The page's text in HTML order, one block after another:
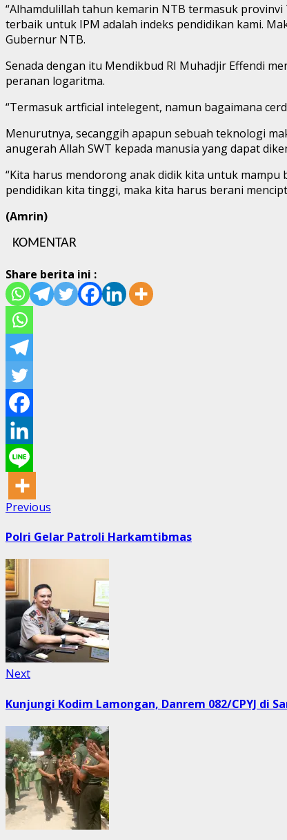
“Alhamdulillah tahun kemarin NTB termasuk
terbaik untuk IPM adalah indeks pendidikan kami.
Gubernur NTB.
Senada dengan itu Mendikbud RI Muhadjir Effendi
peranan logaritma.
“Termasuk artficial intelegent, namun bagaimana
Menurutnya, secanggih apapun sebuah teknologi
anugerah Allah SWT kepada manusia yang dapat
“Kita harus mendorong anak didik kita untuk
pendidikan kita tinggi, maka kita harus berani
(Amrin)
KOMENTAR
Share berita ini :
Post
navigation
Previous
Polri Gelar Patroli Harkamtibmas
NextNext
Kunjungi Kodim Lamongan, Danrem 082/CPYJ di